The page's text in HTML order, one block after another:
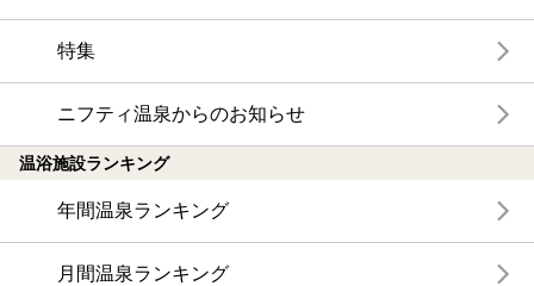
特集
ニフティ温泉からのお知らせ
温浴施設ランキング
年間温泉ランキング
月間温泉ランキング